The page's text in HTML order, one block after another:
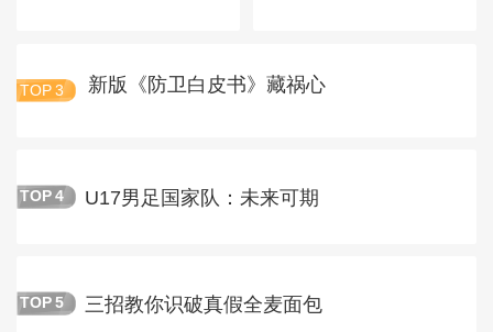
TOP 3 新版《防卫白皮书》藏祸心
TOP 4 U17男足国家队：未来可期
TOP 5 三招教你识破真假全麦面包